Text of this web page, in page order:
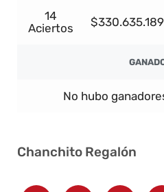
14
Aciertos
$330.635.189
No hubo
Chanchito Regalón